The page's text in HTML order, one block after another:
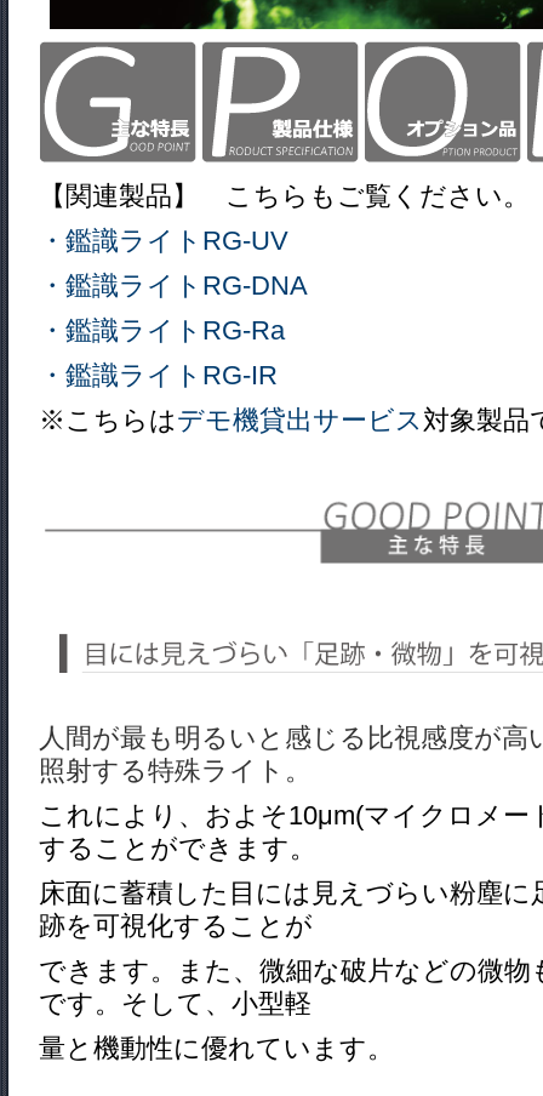
【関連製品】 こちらもご覧ください。
・鑑識ライトRG-UV
・鑑識ライトRG-DNA
・鑑識ライトRG-Ra
・鑑識ライトRG-IR
※こちらはデモ機貸出サービス 対象製品
人間が最も明るいと感じる比視感度が高
照射する特殊ライト。
これにより、およそ10μm(マイクロメー
することができます。
床面に蓄積した目には見えづらい粉塵
跡を可視化することが
できます。また、微細な破片などの微物
です。そして、小型軽
量と機動性に優れています。